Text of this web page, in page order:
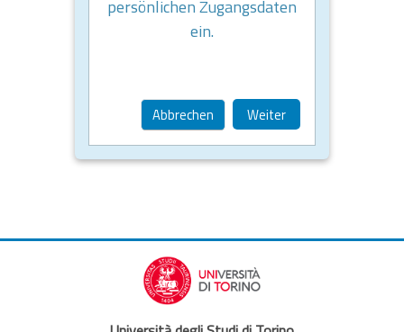
persönlichen Zugangsdaten
ein.
Abbrechen Weiter